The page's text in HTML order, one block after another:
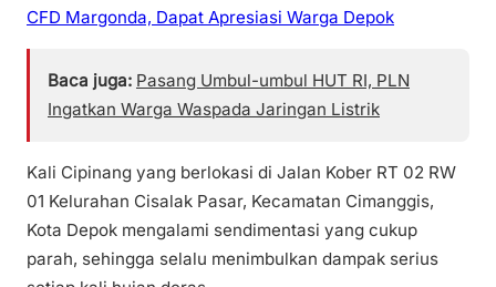
CFD Margonda, Dapat Apresiasi Warga Depok
Baca juga: Pasang Umbul-umbul HUT RI, PLN
Ingatkan Warga Waspada Jaringan Listrik
Kali Cipinang yang berlokasi di Jalan Kober RT 02 RW
01 Kelurahan Cisalak Pasar, Kecamatan Cimanggis,
Kota Depok mengalami sendimentasi yang cukup
parah, sehingga selalu menimbulkan dampak serius